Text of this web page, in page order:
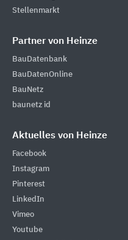
Stellenmarkt
Partner von Heinze
BauDatenbank
BauDatenOnline
BauNetz
baunetz id
Aktuelles von Heinze
Facebook
Instagram
Pinterest
LinkedIn
Vimeo
Youtube